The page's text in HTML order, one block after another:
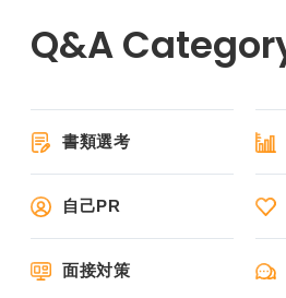
書類選考
自己PR
面接対策